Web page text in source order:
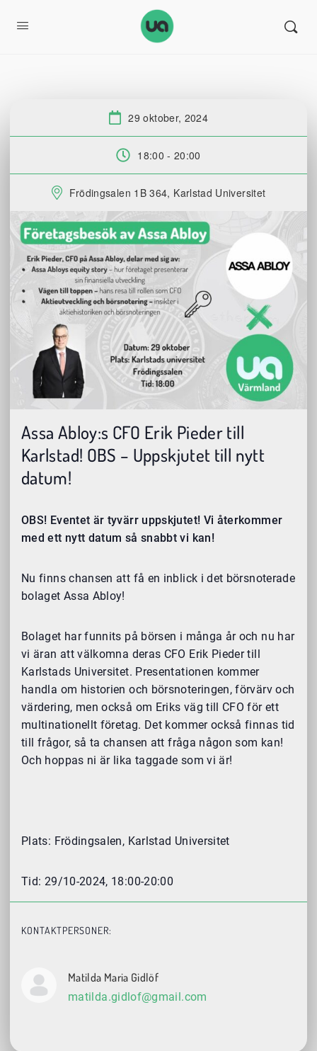
Datum:
29 oktober, 2024
Tid:
18:00 - 20:00
Plats:
Frödingsalen 1B 364, Karlstad Universitet
Assa Abloy:s CFO Erik Pieder till
Karlstad! OBS – Uppskjutet till nytt
datum!
OBS! Eventet är tyvärr uppskjutet! Vi återkommer
med ett nytt datum så snabbt vi kan!
Nu finns chansen att få en inblick i det börsnoterade
bolaget Assa Abloy!
Bolaget har funnits på börsen i många år och nu har
vi äran att välkomna deras CFO Erik Pieder till
Karlstads Universitet. Presentationen kommer
handla om historien och börsnoteringen, förvärv och
värdering, men också om Eriks väg till CFO för ett
multinationellt företag. Det kommer också finnas tid
till frågor, så ta chansen att fråga någon som kan!
Och hoppas ni är lika taggade som vi är!
Plats: Frödingsalen, Karlstad Universitet
Tid: 29/10-2024, 18:00-20:00
KONTAKTPERSONER:
Matilda Maria Gidlöf
matilda.gidlof@gmail.com